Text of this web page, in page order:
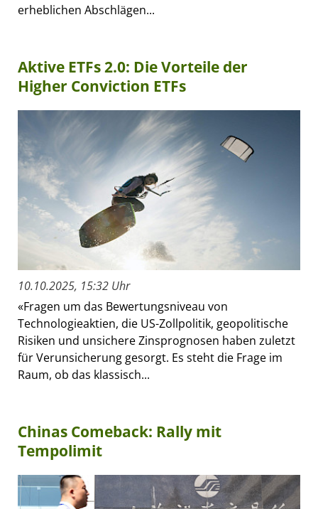
erheblichen Abschlägen...
Aktive ETFs 2.0: Die Vorteile der
Higher Conviction ETFs
10.10.2025, 15:32 Uhr
«Fragen um das Bewertungsniveau von
Technologieaktien, die US-Zollpolitik, geopolitische
Risiken und unsichere Zinsprognosen haben zuletzt
für Verunsicherung gesorgt. Es steht die Frage im
Raum, ob das klassisch...
Chinas Comeback: Rally mit
Tempolimit